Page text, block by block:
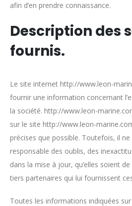
afin d’en prendre connaissance.
Description des
fournis.
Le site internet http://www.leon-
fournir une information concernant
la société. http://www.leon-
sur le site http://www.leon-
précises que possible. Toutefois, il
responsable des oublis, des
dans la mise à jour, qu’elles soient
tiers partenaires qui lui fournissent
Toutes les informations indiquées